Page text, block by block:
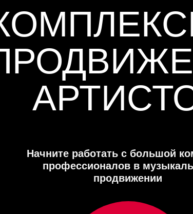
на музыке
Начните работать с большой
профессионалов в
продвижении